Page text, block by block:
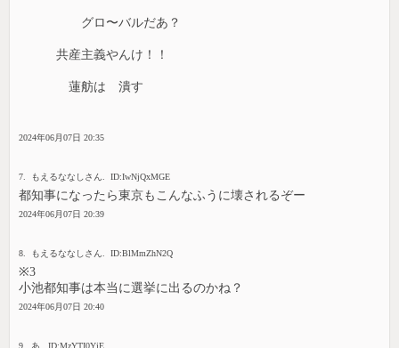
グロ〜バルだあ？
共産主義やんけ！！
蓮舫は 潰す
2024年06月07日 20:35
7. もえるななしさん. ID:IwNjQxMGE
都知事になったら東京もこんなふうに壊されるぞー
2024年06月07日 20:39
8. もえるななしさん. ID:BlMmZhN2Q
※3
小池都知事は本当に選挙に出るのかね？
2024年06月07日 20:40
9. あ. ID:MzYTI0YjE